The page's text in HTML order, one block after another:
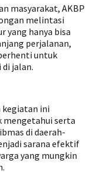
masyarakat, AKBP
melintasi
yang hanya bisa
perjalanan,
untuk
jalan.
kegiatan ini
mengetahui serta
di daerah-
sarana efektif
yang mungkin